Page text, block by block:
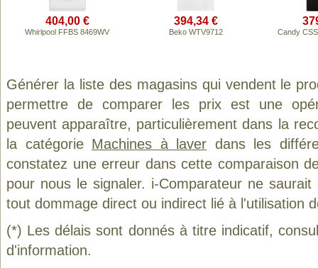
404,00 €
Whirlpool FFBS 8469WV
394,34 €
Beko WTV9712 Candy
Générer la liste des magasins qui vendent le
permettre de comparer les prix est une
peuvent apparaître, particulièrement dans la
la catégorie Machines à laver dans les
constatez une erreur dans cette comparaison
pour nous le signaler. i-Comparateur ne
tout dommage direct ou indirect lié à l'utilisation
(*) Les délais sont donnés à titre indicatif,
d'information.